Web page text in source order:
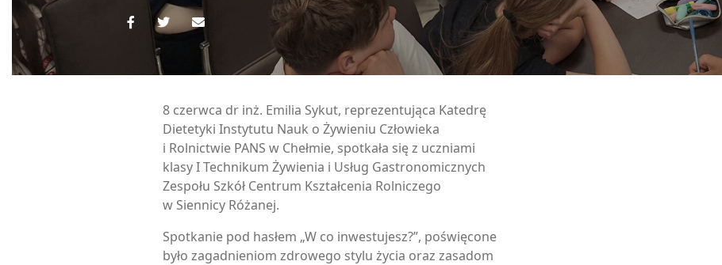
8 czerwca dr inż. Emilia Sykut, reprezentująca Katedrę
Dietetyki Instytutu Nauk o Żywieniu Człowieka
i Rolnictwie PANS w Chełmie, spotkała się z uczniami
klasy I Technikum Żywienia i Usług Gastronomicznych
Zespołu Szkół Centrum Kształcenia Rolniczego
w Siennicy Różanej.
Spotkanie pod hasłem „W co inwestujesz?”, poświęcone
było zagadnieniom zdrowego stylu życia oraz zasadom